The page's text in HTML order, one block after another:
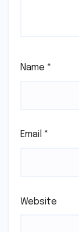
Name *
Email *
Website